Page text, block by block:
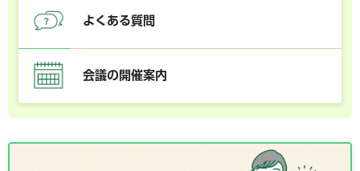
よくある質問
会議の開催案内